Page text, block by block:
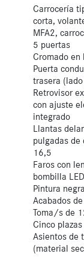
Carrocería
corta,
MFA2,
5 puertas
Cromado
Puerta
trasera
Retrovisor
con ajuste
integrado
Llantas
pulgadas
16,5
Faros con
bombilla LED
Pintura negra
Acabados
Toma/s de
Cinco
Asientos de
(material